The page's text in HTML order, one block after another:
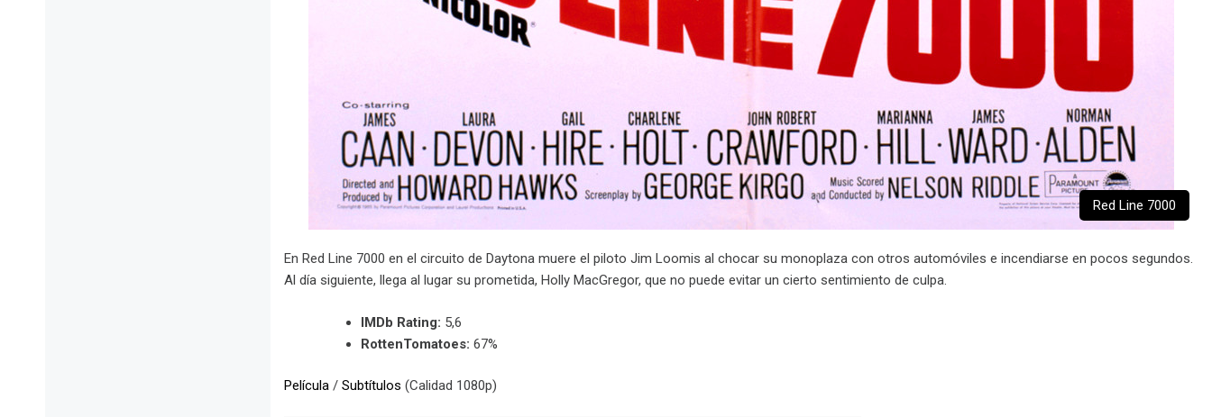
Red Line 7000
En Red Line 7000 en el circuito de Daytona muere el piloto Jim Loomis al chocar su monoplaza con otros automóviles e incendiarse en pocos segundos.
Al día siguiente, llega al lugar su prometida, Holly MacGregor, que no puede evitar un cierto sentimiento de culpa.
IMDb Rating: 5,6
RottenTomatoes: 67%
Película / Subtítulos (Calidad 1080p)